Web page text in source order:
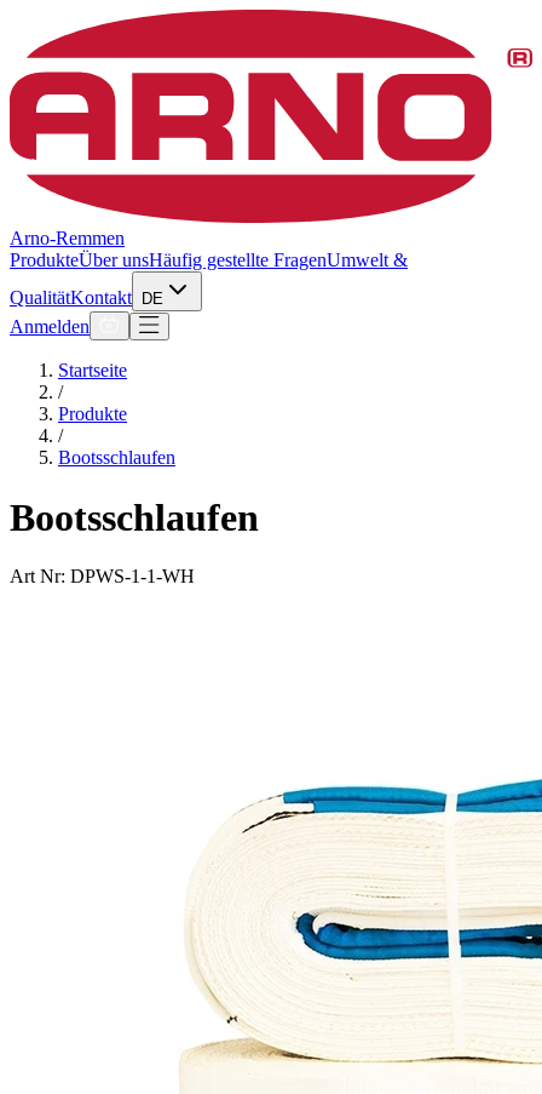
Arno-Remmen
ProdukteÜber unsHäufig gestellte FragenUmwelt &
QualitätKontakt DE
Anmelden
Startseite
/
Produkte
/
Bootsschlaufen
Bootsschlaufen
Art Nr: DPWS-1-1-WH